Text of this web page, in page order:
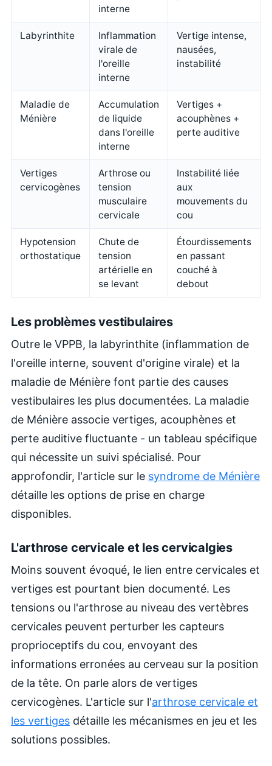
interne
Labyrinthite
Inflammation
virale de
l'oreille
interne
Vertige intense,
nausées,
instabilité
Maladie de
Ménière
Accumulation
de liquide
dans l'oreille
interne
Vertiges +
acouphènes +
perte auditive
Vertiges
cervicogènes
Arthrose ou
tension
musculaire
cervicale
Instabilité liée
aux
mouvements du
cou
Hypotension
orthostatique
Chute de
tension
artérielle en
se levant
Étourdissements
en passant
couché à
debout
Les problèmes vestibulaires
Outre le VPPB, la labyrinthite (inflammation de
l'oreille interne, souvent d'origine virale) et la
maladie de Ménière font partie des causes
vestibulaires les plus documentées. La maladie
de Ménière associe vertiges, acouphènes et
perte auditive fluctuante - un tableau spécifique
qui nécessite un suivi spécialisé. Pour
approfondir, l'article sur le syndrome de Ménière
détaille les options de prise en charge
disponibles.
L'arthrose cervicale et les cervicalgies
Moins souvent évoqué, le lien entre cervicales et
vertiges est pourtant bien documenté. Les
tensions ou l'arthrose au niveau des vertèbres
cervicales peuvent perturber les capteurs
proprioceptifs du cou, envoyant des
informations erronées au cerveau sur la position
de la tête. On parle alors de vertiges
cervicogènes. L'article sur l'arthrose cervicale et
les vertiges détaille les mécanismes en jeu et les
solutions possibles.